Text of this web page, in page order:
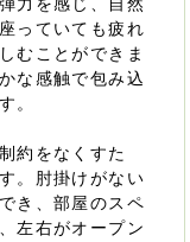
っていても疲れ
むことができま
な感触で包み込
。
約をなくすた
。肘掛けがない
き、部屋のスペ
左右がオープン